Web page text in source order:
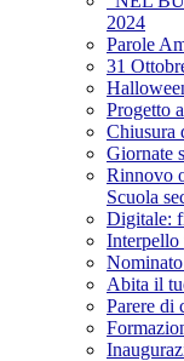
2024
Parole
31
Progetto
Chiusura
Giornate
Rinnovo
Scuola
Digitale:
Interpello
Abita il
Parere di